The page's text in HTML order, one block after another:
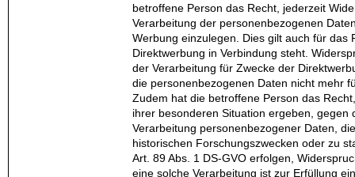
betroffene Person das Recht, jederzeit
Verarbeitung der personenbezogenen
Werbung einzulegen. Dies gilt auch für das
Direktwerbung in Verbindung steht.
der Verarbeitung für Zwecke der
die personenbezogenen Daten nicht mehr
Zudem hat die betroffene Person das
ihrer besonderen Situation ergeben, gegen
Verarbeitung personenbezogener Daten,
historischen Forschungszwecken oder zu
Art. 89 Abs. 1 DS-GVO erfolgen,
eine solche Verarbeitung ist zur Erfüllung